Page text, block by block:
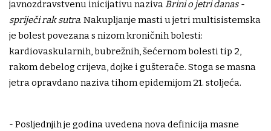
javnozdravstvenu inicijativu nazivaBrini o jetri danas -
spriječi rak sutra. Nakupljanje masti u jetri multisistemska
je bolest povezana s nizom kroničnih bolesti:
kardiovaskularnih, bubrežnih, šećernom bolesti tip 2,
rakom debelog crijeva, dojke i gušterače. Stoga se masna
jetra opravdano naziva tihom epidemijom 21. stoljeća.
- Posljednjih je godina uvedena nova definicija masne